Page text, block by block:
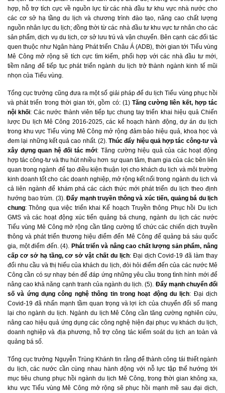
hợp, hỗ trợ tích cực về nguồn lực từ các nhà đầu tư khu vực nhà nước cho
các cơ sở hạ tầng du lịch và chương trình đào tạo, nâng cao chất lượng
nguồn nhân lực du lịch; đồng thời từ các nhà đầu tư khu vực tư nhân cho các
sản phẩm, dịch vụ du lịch, cơ sở lưu trú và vận chuyển. Bên cạnh các đối tác
quen thuộc như Ngân hàng Phát triển Châu Á (ADB), thời gian tới Tiểu vùng
Mê Công mở rộng sẽ tích cực tìm kiếm, phối hợp với các nhà đầu tư mới,
tiềm năng để tiếp tục phát triển ngành du lịch trở thành ngành kinh tế mũi
nhọn của Tiểu vùng.
Tổng cục trưởng cũng đưa ra một số giải pháp để du lịch Tiểu vùng phục hồi
và phát triển trong thời gian tới, gồm có: (1) Tăng cường liên kết, hợp tác
nội khối: Các nước thành viên tiếp tục chung tay triển khai hiệu quả Chiến
lược Du lịch Mê Công 2016-2025, các kế hoạch hành động, dự án du lịch
trong khu vực Tiểu vùng Mê Công mở rộng đảm bảo hiệu quả, khoa học và
đem lại những kết quả cao nhất. (2).Thúc đẩy hiệu quả hợp tác công-tư và
xây dựng quan hệ đối tác mới: Tăng cường hiệu quả của các hoạt động
hợp tác công-tư và thu hút nhiều hơn sự quan tâm, tham gia của các bên liên
quan trong ngành để tạo điều kiện thuận lợi cho khách du lịch và môi trường
kinh doanh tốt cho các doanh nghiệp, mở rộng kết nối trong ngành du lịch và
cả liên ngành để khám phá các cách thức mới phát triển du lịch theo định
hướng bao trùm. (3). Đẩy mạnh truyền thông và xúc tiến, quảng bá du lịch
chung: Thông qua việc triển khai Kế hoạch Truyền thông Phục hồi Du lịch
GMS và các hoạt động xúc tiến quảng bá chung, ngành du lịch các nước
Tiểu vùng Mê Công mở rộng cần tăng cường tổ chức các chiến dịch truyền
thông và phát triển thương hiệu điểm đến Mê Công để quảng bá sáu quốc
gia, một điểm đến. (4). Phát triển và nâng cao chất lượng sản phẩm, nâng
cấp cơ sở hạ tầng, cơ sở vật chất du lịch: Đại dịch Covid-19 đã làm thay
đổi nhu cầu và thị hiếu của khách du lịch, đòi hỏi điểm đến của các nước Mê
Công cần có sự nhạy bén để đáp ứng những yêu cầu trong tình hình mới để
nâng cao khả năng cạnh tranh của ngành du lịch. (5). Đẩy mạnh chuyển đổi
số và ứng dụng công nghệ thông tin trong hoạt động du lịch: Đại dịch
Covid-19 đã nhấn mạnh tầm quan trọng và lợi ích của chuyển đổi số mang
lại cho ngành du lịch. Ngành du lịch Mê Công cần tăng cường nghiên cứu,
nâng cao hiệu quả ứng dụng các công nghệ hiện đại phục vụ khách du lịch,
doanh nghiệp và địa phương, hỗ trợ công tác kiểm soát du lịch an toàn và
quảng bá số.
Tổng cục trưởng Nguyễn Trùng Khánh tin rằng để thành công tái thiết ngành
du lịch, các nước cần cùng nhau hành động với nỗ lực tập thể hướng tới
mục tiêu chung phục hồi ngành du lịch Mê Công, trong thời gian không xa,
khu vực Tiểu vùng Mê Công mở rộng sẽ phục hồi mạnh mẽ sau đại dịch,